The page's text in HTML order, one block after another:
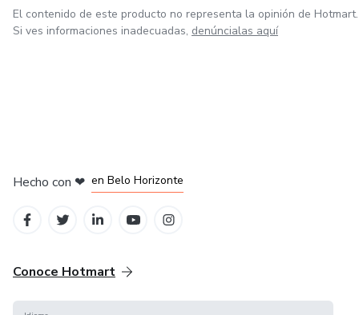
El contenido de este producto no representa la opinión de Hotmart.
Si ves informaciones inadecuadas, denúncialas aquí
Hecho con ❤ en Belo Horizonte
Conoce Hotmart